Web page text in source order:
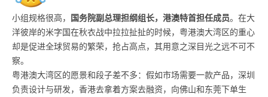
小组规格很高， 国务院副总理担纲组长，港澳特首担任成员。在大
洋彼岸的米字国在秋衣战中拉拉扯扯的时候，粤港澳大湾区的重心
却是促进全球贸易的繁荣，抢占高点，其用意之深目光之远不可不
察。
粤港澳大湾区的愿景和段子差不多：假如市场需要一款产品，深圳
负责设计与研发，香港去拿着方案去融资，向佛山和东莞下单生